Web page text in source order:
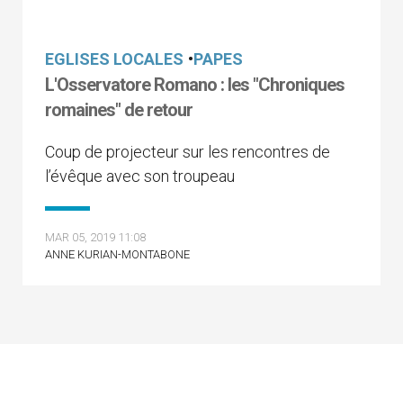
EGLISES LOCALES •PAPES
L'Osservatore Romano : les "Chroniques
romaines" de retour
Coup de projecteur sur les rencontres de
l’évêque avec son troupeau
MAR 05, 2019 11:08
ANNE KURIAN-MONTABONE